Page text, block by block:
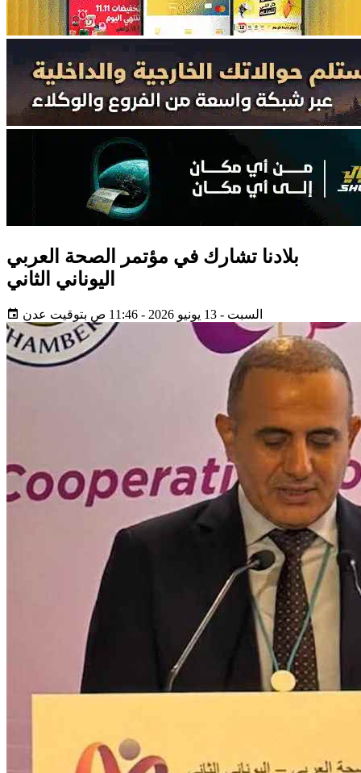
بلادنا تشارك في مؤتمر الصحة العربي
اليوناني الثاني
السبت - 13 يونيو 2026 - 11:46 ص بتوقيت عدن